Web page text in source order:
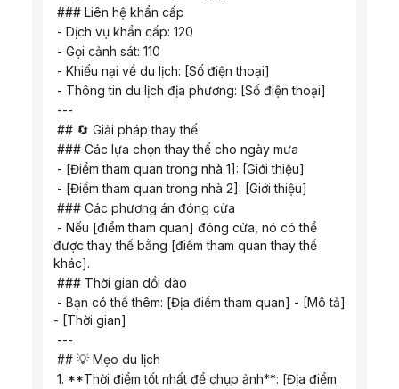
### Liên hệ khẩn cấp
- Dịch vụ khẩn cấp: 120
- Gọi cảnh sát: 110
- Khiếu nại về du lịch: [Số điện thoại]
- Thông tin du lịch địa phương: [Số điện thoại]
---
## 🔄 Giải pháp thay thế
### Các lựa chọn thay thế cho ngày mưa
- [Điểm tham quan trong nhà 1]: [Giới thiệu]
- [Điểm tham quan trong nhà 2]: [Giới thiệu]
### Các phương án đóng cửa
được thay thế bằng [điểm tham quan thay thế
khác].
### Thời gian dồi dào
- [Thời gian]
---
## 💡 Mẹo du lịch